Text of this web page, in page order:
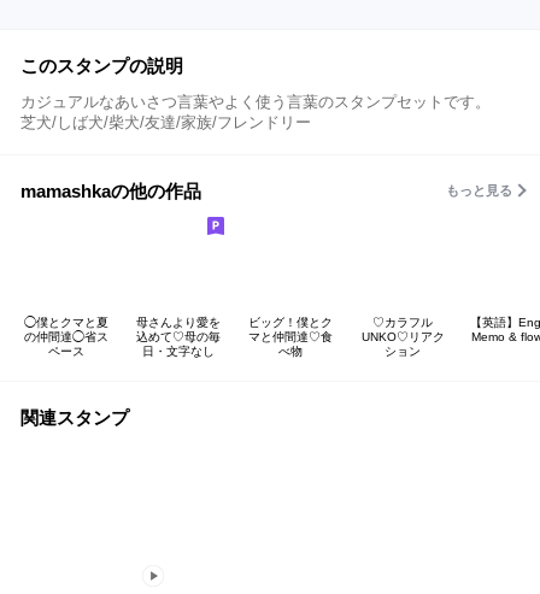
このスタンプの説明
カジュアルなあいさつ言葉やよく使う言葉のスタンプセットです。
芝犬/しば犬/柴犬/友達/家族/フレンドリー
mamashkaの他の作品 もっと見る
◯僕とクマと夏
の仲間達◯省ス
ペース
母さんより愛を
込めて♡母の毎
日・文字なし
ビッグ！僕とク
マと仲間達♡食
べ物
♡カラフル
UNKO♡リアク
ション
【英語】
Memo &
関連スタンプ